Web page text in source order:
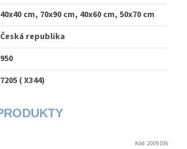
40x40 cm, 70x90 cm, 40x60 cm, 50x70 cm
Česká republika
950
7205 ( X344)
Kód:2009106